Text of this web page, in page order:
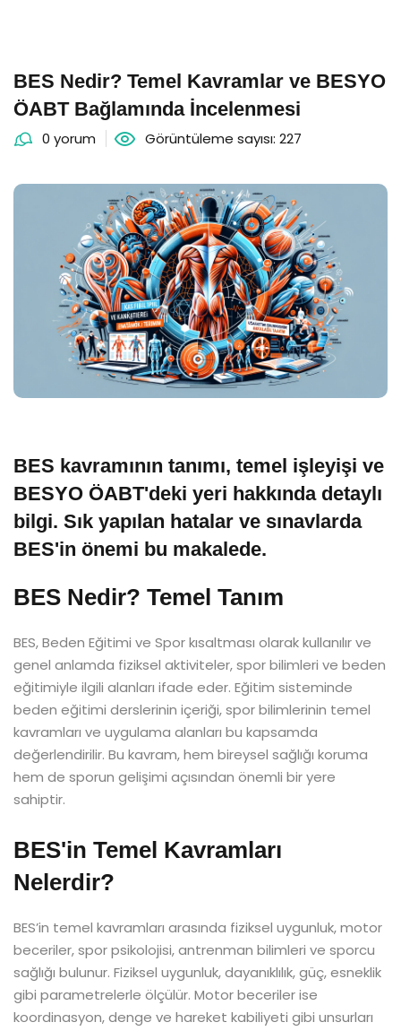
BES Nedir? Temel Kavramlar ve BESYO
ÖABT Bağlamında İncelenmesi
0 yorum Görüntüleme sayısı: 227
BES kavramının tanımı, temel işleyişi ve
BESYO ÖABT'deki yeri hakkında detaylı
bilgi. Sık yapılan hatalar ve sınavlarda
BES'in önemi bu makalede.
BES Nedir? Temel Tanım
BES, Beden Eğitimi ve Spor kısaltması olarak kullanılır ve
genel anlamda fiziksel aktiviteler, spor bilimleri ve beden
eğitimiyle ilgili alanları ifade eder. Eğitim sisteminde
beden eğitimi derslerinin içeriği, spor bilimlerinin temel
kavramları ve uygulama alanları bu kapsamda
değerlendirilir. Bu kavram, hem bireysel sağlığı koruma
hem de sporun gelişimi açısından önemli bir yere
sahiptir.
BES'in Temel Kavramları
Nelerdir?
BES’in temel kavramları arasında fiziksel uygunluk, motor
beceriler, spor psikolojisi, antrenman bilimleri ve sporcu
sağlığı bulunur. Fiziksel uygunluk, dayanıklılık, güç, esneklik
gibi parametrelerle ölçülür. Motor beceriler ise
koordinasyon, denge ve hareket kabiliyeti gibi unsurları